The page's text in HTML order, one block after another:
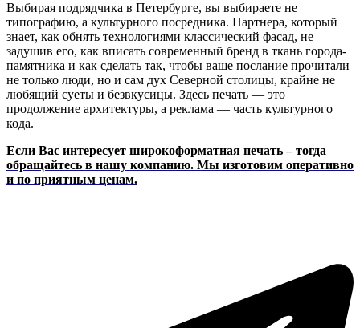
Выбирая подрядчика в Петербурге, вы выбираете не
типографию, а культурного посредника. Партнера, который
знает, как обнять технологиями классический фасад, не
задушив его, как вписать современный бренд в ткань города-
памятника и как сделать так, чтобы ваше послание прочитали
не только люди, но и сам дух Северной столицы, крайне не
любящий суеты и безвкусицы. Здесь печать — это
продолжение архитектуры, а реклама — часть культурного
кода.
Если Вас интересует широкоформатная печать – тогда
обращайтесь в нашу компанию. Мы изготовим оперативно
и по приятным ценам.